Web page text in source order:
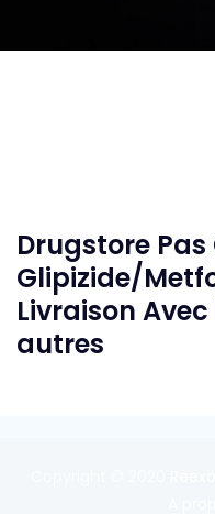
Drugstore Pas
Glipizide/
Livraison Avec
autres